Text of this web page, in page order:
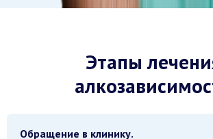
Этапы
Обращение в клинику.